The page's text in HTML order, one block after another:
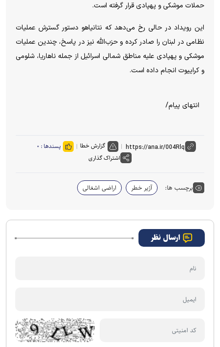
حملات موشکی و پهپادی قرار گرفته است.
این رویداد در حالی رخ می‌دهد که نتانیاهو دستور گسترش عملیات
نظامی در لبنان را صادر کرده و حزب‌الله نیز در پاسخ، چندین عملیات
موشکی و پهپادی علیه مناطق شمالی اسرائیل از جمله ناهاریا، شلومی
و کراییوت انجام داده است.
انتهای پیام/
گزارش خطا پسندها : ۰
اشتراک گذاری
برچسب ها: آژیر خطر اراضی اشغالی
ارسال نظر